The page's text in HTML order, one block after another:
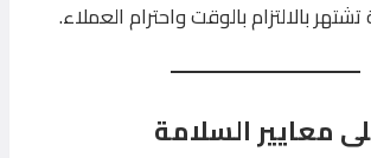
بالالتزام بالوقت واحترام العملاء.